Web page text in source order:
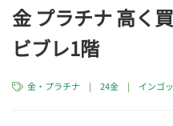
金 プラチナ 高く
ビブレ1階
金・プラチナ |24金 | インゴ